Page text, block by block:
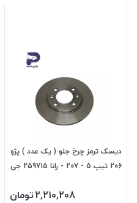
دیسک ترمز چرخ جلو ( یک عدد ) پژو
206 تیپ 5 - 207 - رانا 259715 جی
2,210,208تومان